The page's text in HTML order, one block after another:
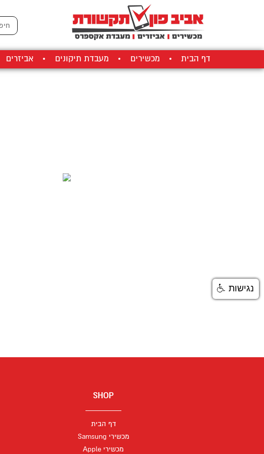
דף הבית מכשירים מעבדת תיקונים אביזרים
SHOP
דף הבית
מכשירי Samsung
מכשירי Apple
נגישות